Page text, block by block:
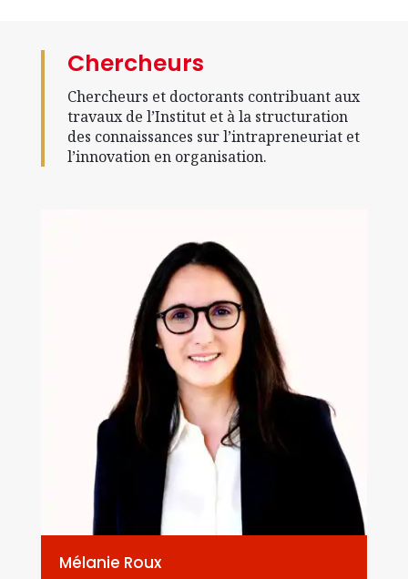
Chercheurs
Chercheurs et doctorants contribuant aux
travaux de l’Institut et à la structuration
des connaissances sur l’intrapreneuriat et
l’innovation en organisation.
Mélanie Roux